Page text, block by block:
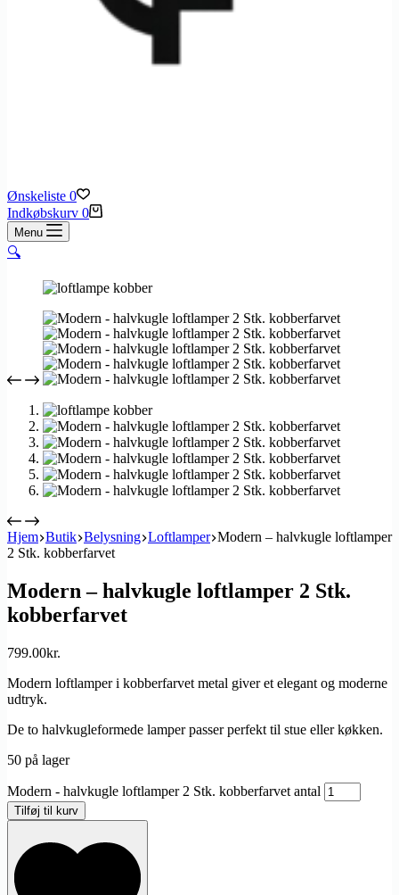
Ønskeliste 0
Indkøbskurv 0
Menu
🔍
Hjem Butik Belysning Loftlamper Modern – halvkugle loftlamper
2 Stk. kobberfarvet
Modern – halvkugle loftlamper 2 Stk.
kobberfarvet
799.00kr.
Modern loftlamper i kobberfarvet metal giver et elegant og moderne
udtryk.
De to halvkugleformede lamper passer perfekt til stue eller køkken.
50 på lager
Modern - halvkugle loftlamper 2 Stk. kobberfarvet antal
Tilføj til kurv